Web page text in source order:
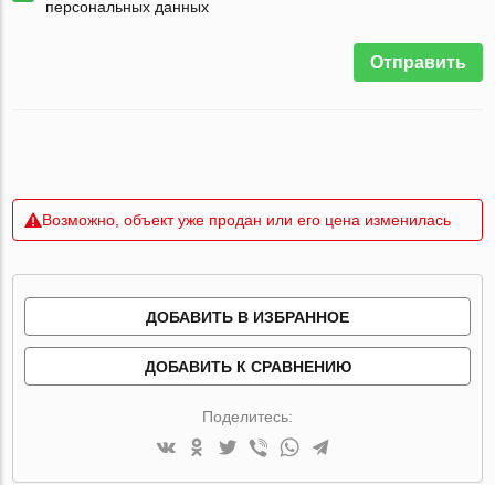
персональных данных
Отправить
Возможно, объект уже продан или его цена изменилась
ДОБАВИТЬ В ИЗБРАННОЕ
ДОБАВИТЬ К СРАВНЕНИЮ
Поделитесь: